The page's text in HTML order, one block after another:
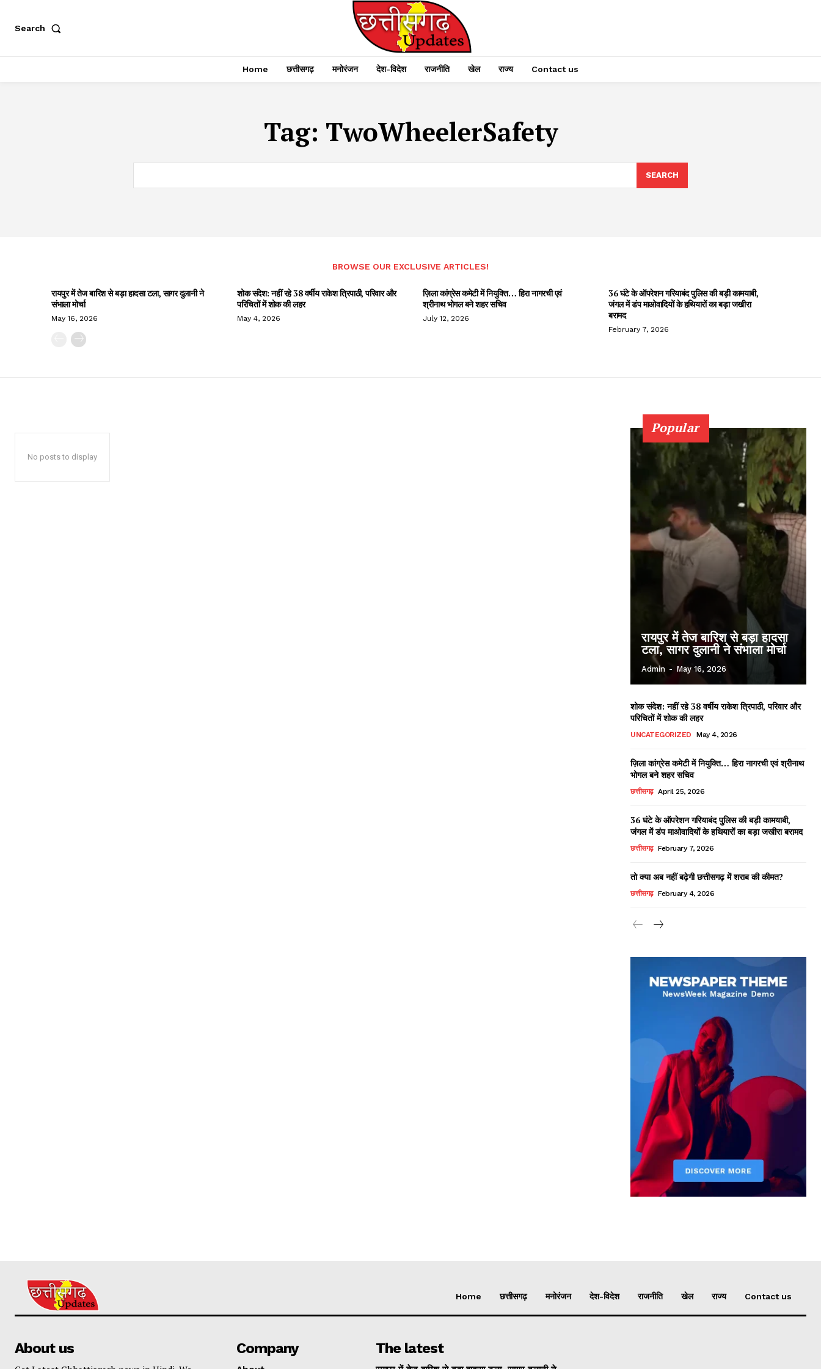
Search
Home छत्तीसगढ़ मनोरंजन देश-विदेश राजनीति खेल राज्य Contact us
Tag: TwoWheelerSafety
SEARCH
BROWSE OUR EXCLUSIVE ARTICLES!
रायपुर में तेज बारिश से बड़ा हादसा टला, सागर दुलानी ने
संभाला मोर्चा
May 16, 2026
शोक संदेश: नहीं रहे 38 वर्षीय राकेश त्रिपाठी, परिवार और
परिचितों में शोक की लहर
May 4, 2026
ज़िला कांग्रेस कमेटी में नियुक्ति… हिरा नागरची एवं
श्रीनाथ भोगल बने शहर सचिव
July 12, 2026
36 घंटे के ऑपरेशन गरियाबंद पुलिस की बड़ी कामयाबी,
जंगल में डंप माओवादियों के हथियारों का बड़ा जखीरा
बरामद
February 7, 2026
No posts to display
Popular
रायपुर में तेज बारिश से बड़ा हादसा
टला, सागर दुलानी ने संभाला मोर्चा
Admin - May 16, 2026
शोक संदेश: नहीं रहे 38 वर्षीय राकेश त्रिपाठी, परिवार और
परिचितों में शोक की लहर
UNCATEGORIZED May 4, 2026
ज़िला कांग्रेस कमेटी में नियुक्ति… हिरा नागरची एवं श्रीनाथ
भोगल बने शहर सचिव
छत्तीसगढ़ April 25, 2026
36 घंटे के ऑपरेशन गरियाबंद पुलिस की बड़ी कामयाबी,
जंगल में डंप माओवादियों के हथियारों का बड़ा जखीरा बरामद
छत्तीसगढ़ February 7, 2026
तो क्या अब नहीं बढ़ेगी छत्तीसगढ़ में शराब की कीमत?
छत्तीसगढ़ February 4, 2026
Home छत्तीसगढ़ मनोरंजन देश-विदेश राजनीति खेल राज्य Contact us
About us Company The latest